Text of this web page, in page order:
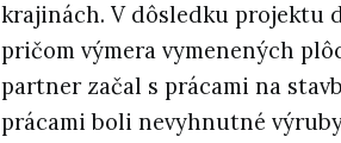
krajinách. V dôsledku projektu
pričom výmera vymenených
partner začal s prácami na
prácami boli nevyhnutné